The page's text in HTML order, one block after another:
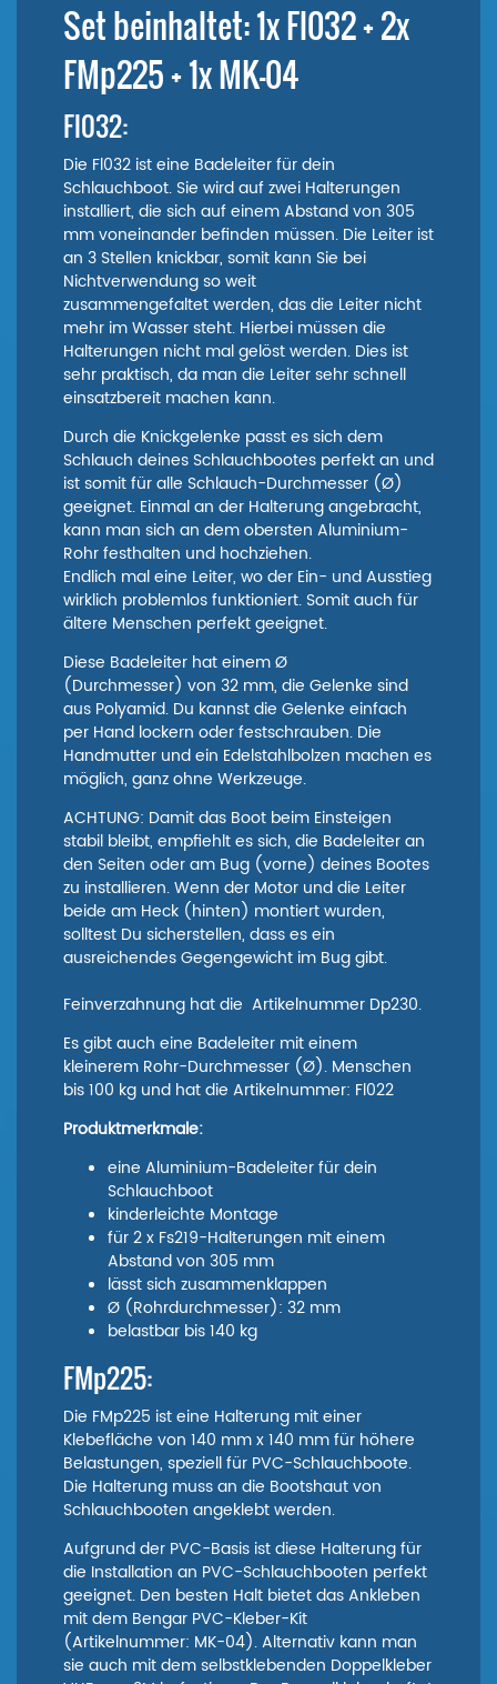
Set beinhaltet: 1x Fl032 + 2x
FMp225 + 1x MK-04
Fl032:
Die Fl032 ist eine Badeleiter für dein
Schlauchboot. Sie wird auf zwei Halterungen
installiert, die sich auf einem Abstand von 305
mm voneinander befinden müssen. Die Leiter ist
an 3 Stellen knickbar, somit kann Sie bei
Nichtverwendung so weit
zusammengefaltet werden, das die Leiter nicht
mehr im Wasser steht. Hierbei müssen die
Halterungen nicht mal gelöst werden. Dies ist
sehr praktisch, da man die Leiter sehr schnell
einsatzbereit machen kann.
Durch die Knickgelenke passt es sich dem
Schlauch deines Schlauchbootes perfekt an und
ist somit für alle Schlauch-Durchmesser (Ø)
geeignet. Einmal an der Halterung angebracht,
kann man sich an dem obersten Aluminium-
Rohr festhalten und hochziehen.
Endlich mal eine Leiter, wo der Ein- und Ausstieg
wirklich problemlos funktioniert. Somit auch für
ältere Menschen perfekt geeignet.
Diese Badeleiter hat einem Ø
(Durchmesser) von 32 mm, die Gelenke sind
aus Polyamid. Du kannst die Gelenke einfach
per Hand lockern oder festschrauben. Die
Handmutter und ein Edelstahlbolzen machen es
möglich, ganz ohne Werkzeuge.
ACHTUNG: Damit das Boot beim Einsteigen
stabil bleibt, empfiehlt es sich, die Badeleiter an
den Seiten oder am Bug (vorne) deines Bootes
zu installieren. Wenn der Motor und die Leiter
beide am Heck (hinten) montiert wurden,
solltest Du sicherstellen, dass es ein
ausreichendes Gegengewicht im Bug gibt.
Feinverzahnung hat die Artikelnummer Dp230.
Es gibt auch eine Badeleiter mit einem
kleinerem Rohr-Durchmesser (Ø). Menschen
bis 100 kg und hat die Artikelnummer: Fl022
Produktmerkmale:
eine Aluminium-Badeleiter für dein
Schlauchboot
kinderleichte Montage
für 2 x Fs219-Halterungen mit einem
Abstand von 305 mm
lässt sich zusammenklappen
Ø (Rohrdurchmesser): 32 mm
belastbar bis 140 kg
FMp225:
Die FMp225 ist eine Halterung mit einer
Klebefläche von 140 mm x 140 mm für höhere
Belastungen, speziell für PVC-Schlauchboote.
Die Halterung muss an die Bootshaut von
Schlauchbooten angeklebt werden.
Aufgrund der PVC-Basis ist diese Halterung für
die Installation an PVC-Schlauchbooten perfekt
geeignet. Den besten Halt bietet das Ankleben
mit dem Bengar PVC-Kleber-Kit
(Artikelnummer: MK-04). Alternativ kann man
sie auch mit dem selbstklebenden Doppelkleber